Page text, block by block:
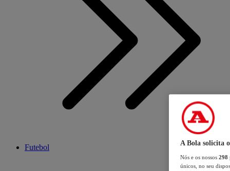
Futebol A Bola solicita
Nós e os nossos 298
únicos, no seu